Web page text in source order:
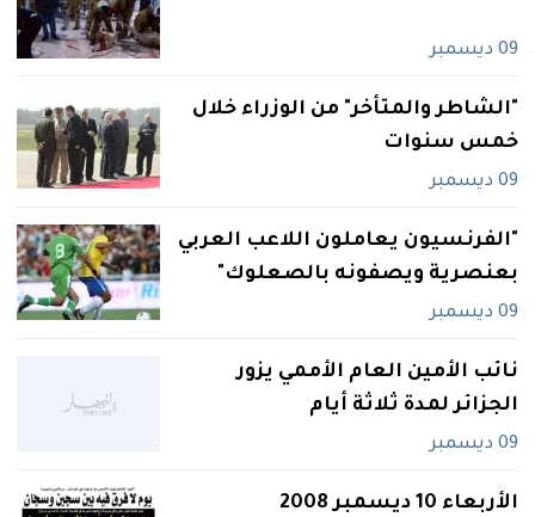
09 ديسمبر
"الشاطر والمتأخر" من الوزراء خلال
خمس سنوات
09 ديسمبر
"الفرنسيون يعاملون اللاعب العربي
بعنصرية ويصفونه بالصعلوك"
09 ديسمبر
نائب الأمين العام الأممي يزور
الجزائر لمدة ثلاثة أيام
09 ديسمبر
الأربعاء 10 ديسمبر 2008